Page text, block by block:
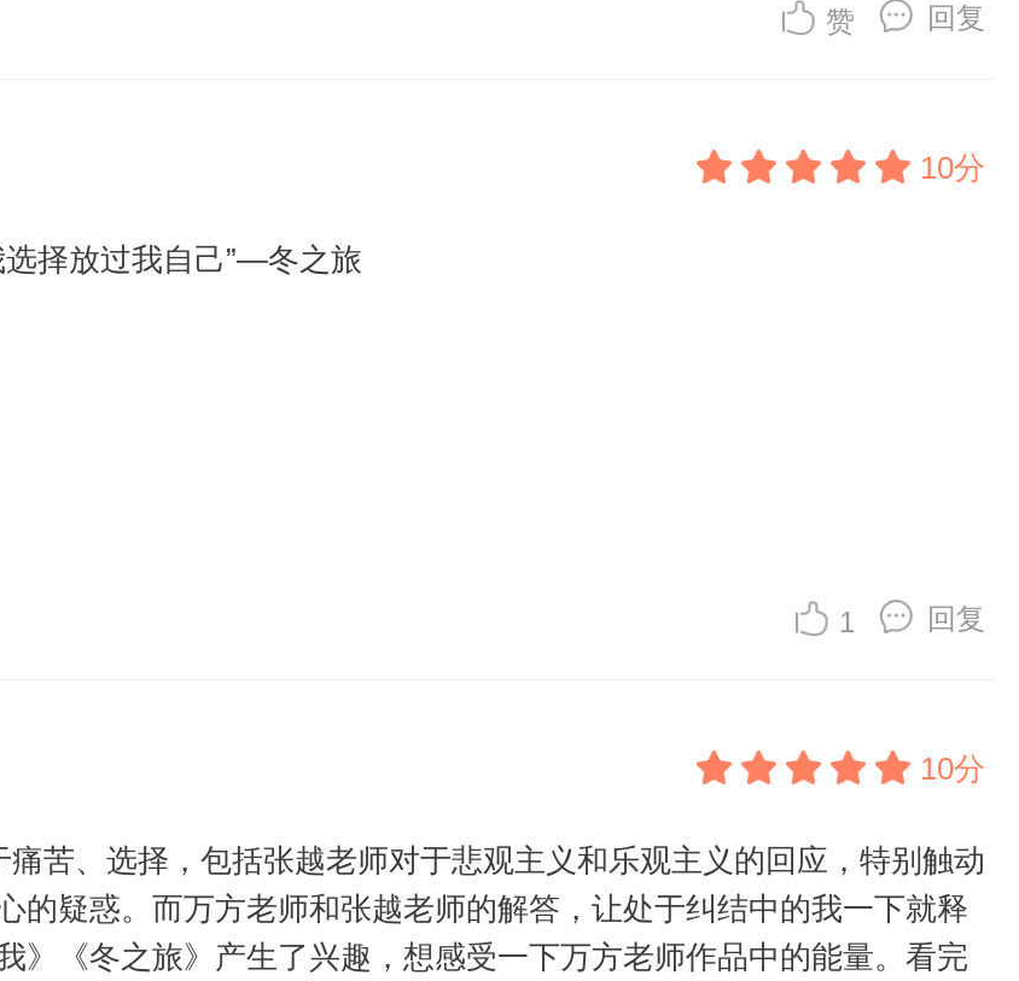
回复
赞
10分
择放过我自己”—冬之旅
回复
1
10分
苦、选择，包括张越老师对于悲观主义和乐观主义的回应，特别触动
的疑惑。而万方老师和张越老师的解答，让处于纠结中的我一下就释
》《冬之旅》产生了兴趣，想感受一下万方老师作品中的能量。看完